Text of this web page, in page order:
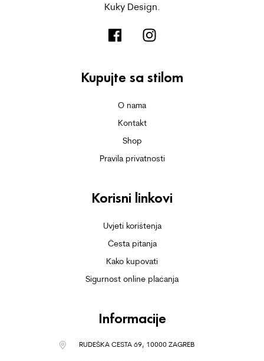
Kuky Design.
Kupujte sa stilom
O nama
Kontakt
Shop
Pravila privatnosti
Korisni linkovi
Uvjeti korištenja
Česta pitanja
Kako kupovati
Sigurnost online plaćanja
Informacije
RUDEŠKA CESTA 69, 10000 ZAGREB